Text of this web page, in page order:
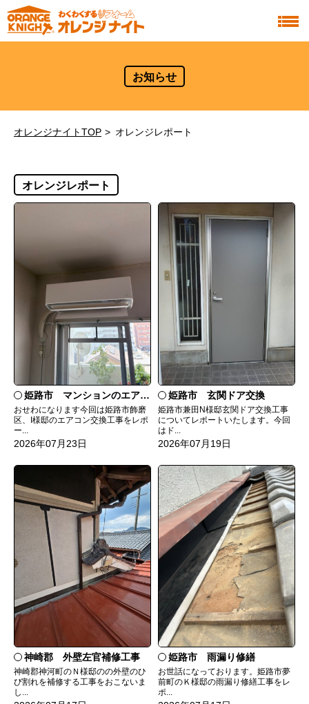
お知らせ
オレンジナイトTOP オレンジレポート
オレンジレポート
姫路市 マンションのエアコンをダイキンRXへ交換
おせわになります今回は姫路市飾磨
区、I様邸のエアコン交換工事をレポ
ー...
2026年07月23日
姫路市 玄関ドア交換
姫路市兼田N様邸玄関ドア交換工事
についてレポートいたします。今回
はド...
2026年07月19日
神崎郡 外壁左官補修工事
神崎郡神河町のＮ様邸のの外壁のひ
び割れを補修する工事をおこないま
し...
姫路市 雨漏り修繕
お世話になっております。姫路市夢
前町のＫ様邸の雨漏り修繕工事をレ
ポ...